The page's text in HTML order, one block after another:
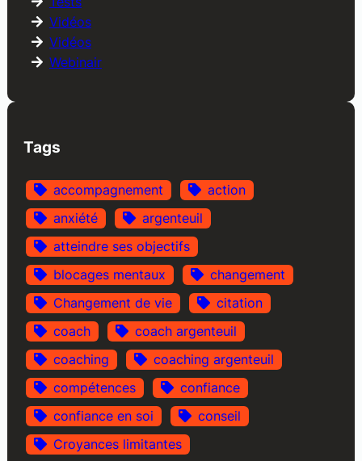
Vidéos
Vidéos
Webinair
Tags
accompagnement
action
anxiété
argenteuil
atteindre ses objectifs
blocages mentaux
changement
Changement de vie
citation
coach
coach argenteuil
coaching
coaching argenteuil
compétences
confiance
confiance en soi
conseil
Croyances limitantes